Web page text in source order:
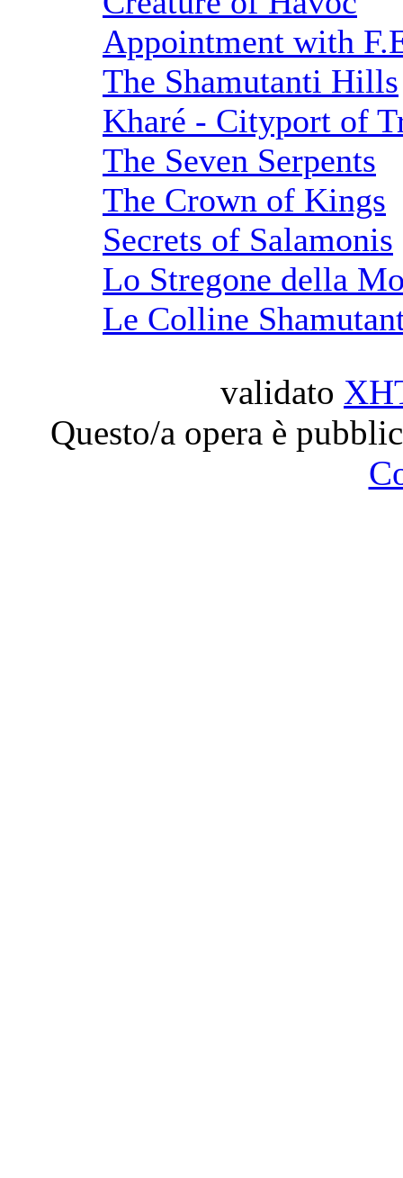
Appointment with
The Shamutanti Hills
Kharé - Cityport of
The Seven Serpents
The Crown of Kings
Secrets of Salamonis
Lo Stregone della
Le Colline
validato
Questo/a opera è